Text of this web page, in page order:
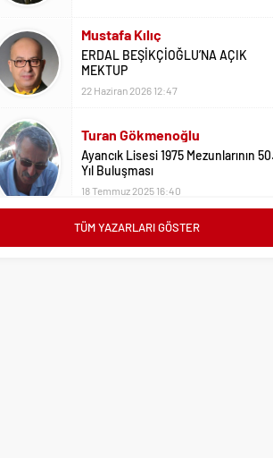
Turan Gökmenoğlu
Ayancık Lisesi 1975 Mezunlarının 50.
Yıl Buluşması
Adil Yıldız
Bu Sene Fenerbahçe Ülke Puanlarını
TÜM YAZARLARI GÖSTER